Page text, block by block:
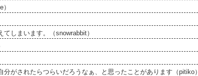
しまいます。（snowrabbit）
がされたらつらいだろうなぁ、と思ったことがあります（pitiko）